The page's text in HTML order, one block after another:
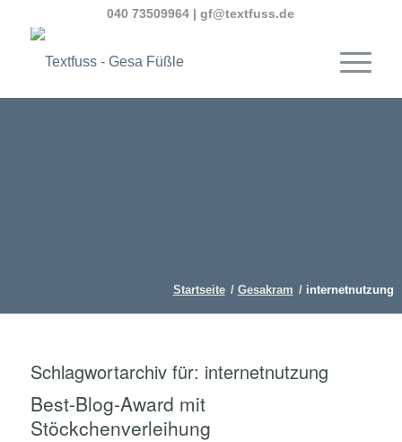
040 73509964 |gf@textfuss.de
Startseite / Gesakram / internetnutzung
Schlagwortarchiv für: internetnutzung
Best-Blog-Award mit
Stöckchenverleihung